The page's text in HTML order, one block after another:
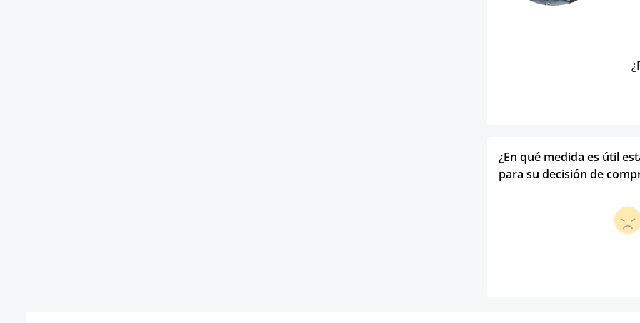
¿En qué medida es útil
para su decisión de